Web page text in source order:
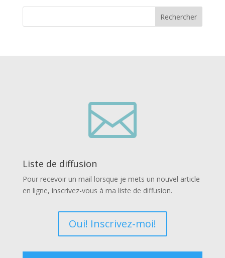
Rechercher

Liste de diffusion
Pour recevoir un mail lorsque je mets un nouvel article
en ligne, inscrivez-vous à ma liste de diffusion.
Oui! Inscrivez-moi!